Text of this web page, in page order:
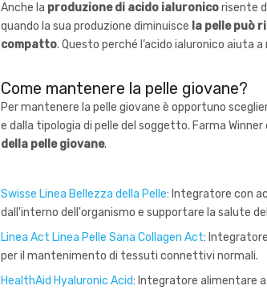
Anche la produzione di acido ialuronicorisente
quando la sua produzione diminuisce la pelle può
compatto. Questo perché l’acido ialuronico aiuta
Come mantenere la pelle giovane?
Per mantenere la pelle giovane è opportuno
e dalla tipologia di pelle del soggetto. Farma Winner
della pelle giovane.
Swisse Linea Bellezza della Pelle: Integratore con
dall'interno dell'organismo e supportare la salute
Linea Act Linea Pelle Sana Collagen Act:
per il mantenimento di tessuti connettivi normali.
HealthAid Hyaluronic Acid: Integratore alimentare a